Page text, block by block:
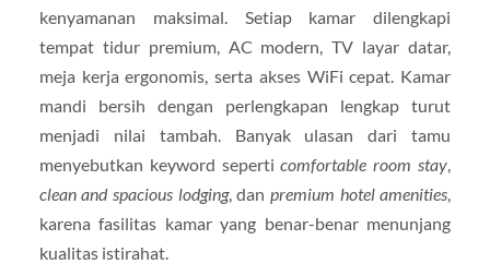
kenyamanan maksimal. Setiap kamar dilengkapi
tempat tidur premium, AC modern, TV layar datar,
meja kerja ergonomis, serta akses WiFi cepat. Kamar
mandi bersih dengan perlengkapan lengkap turut
menjadi nilai tambah. Banyak ulasan dari tamu
menyebutkan keyword seperticomfortable room stay
clean and spacious lodging, dan premium hotel amenities
karena fasilitas kamar yang benar-benar menunjang
kualitas istirahat.